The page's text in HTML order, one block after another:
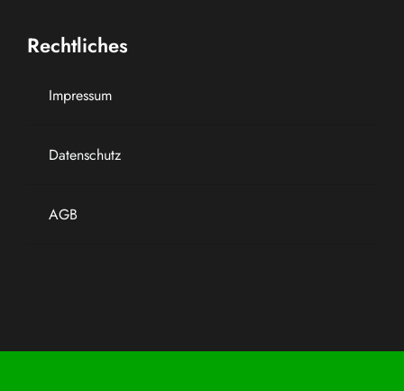
Rechtliches
Impressum
Datenschutz
AGB